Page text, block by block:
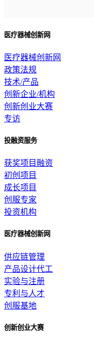
医疗器械创新网
医疗器械创新网
政策法规
技术/产品
创新企业/机构
创新创业大赛
专访
投融资服务
获奖项目融资
初创项目
成长项目
创服专家
投资机构
医疗器械创新网
供应链管理
产品设计代工
实验与注册
专利与人才
创服基地
创新创业大赛